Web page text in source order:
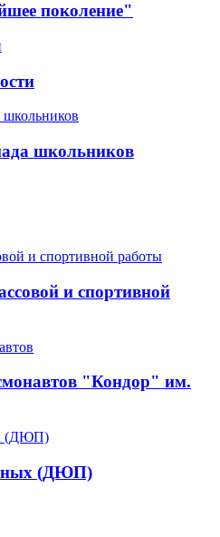
поколение"
школьников
и спортивной
"Кондор" им.
(ДЮП)